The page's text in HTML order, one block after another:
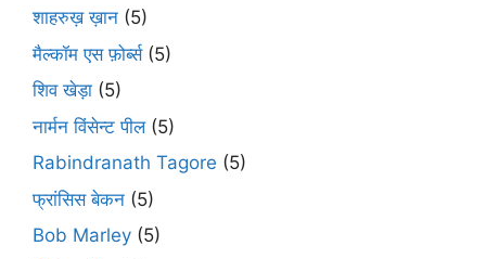
शाहरुख़ ख़ान (5)
मैल्कॉम एस फ़ोर्ब्स(5)
शिव खेड़ा (5)
नार्मन विंसेन्ट पील(5)
Rabindranath Tagore (5)
फ्रांसिस बेकन (5)
Bob Marley (5)